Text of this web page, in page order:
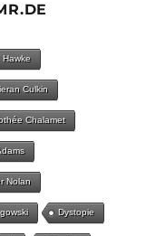
Hawke
Culkin
Chalamet
Nolan
Dystopie